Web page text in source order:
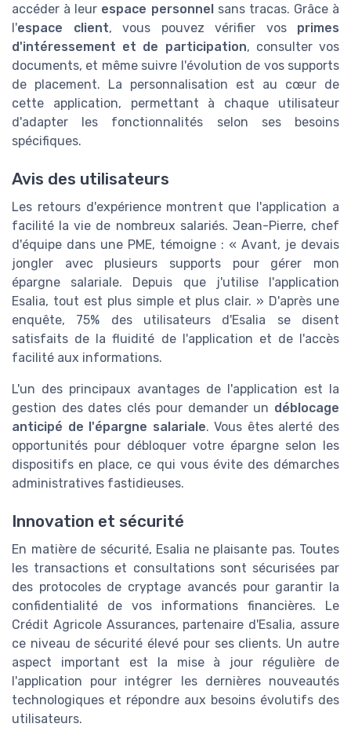
accéder à leur espace personnelsans tracas. Grâce à
l'espace client, vous pouvez vérifier vos primes
d'intéressement et de participation, consulter vos
documents, et même suivre l'évolution de vos supports
de placement. La personnalisation est au cœur de
cette application, permettant à chaque utilisateur
d'adapter les fonctionnalités selon ses besoins
spécifiques.
Avis des utilisateurs
Les retours d'expérience montrent que l'application a
facilité la vie de nombreux salariés. Jean-Pierre, chef
d'équipe dans une PME, témoigne : « Avant, je devais
jongler avec plusieurs supports pour gérer mon
épargne salariale. Depuis que j'utilise l'application
Esalia, tout est plus simple et plus clair. » D'après une
enquête, 75% des utilisateurs d'Esalia se disent
satisfaits de la fluidité de l'application et de l'accès
facilité aux informations.
L'un des principaux avantages de l'application est la
gestion des dates clés pour demander un déblocage
anticipé de l'épargne salariale. Vous êtes alerté des
opportunités pour débloquer votre épargne selon les
dispositifs en place, ce qui vous évite des démarches
administratives fastidieuses.
Innovation et sécurité
En matière de sécurité, Esalia ne plaisante pas. Toutes
les transactions et consultations sont sécurisées par
des protocoles de cryptage avancés pour garantir la
confidentialité de vos informations financières. Le
Crédit Agricole Assurances, partenaire d'Esalia, assure
ce niveau de sécurité élevé pour ses clients. Un autre
aspect important est la mise à jour régulière de
l'application pour intégrer les dernières nouveautés
technologiques et répondre aux besoins évolutifs des
utilisateurs.